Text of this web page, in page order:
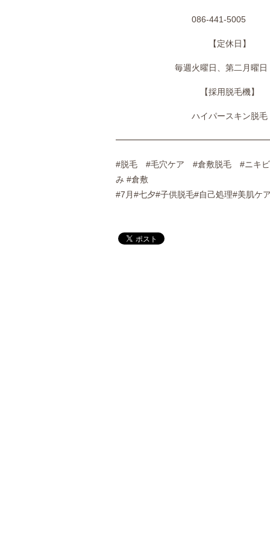
086-441-5005
【定休日】
毎週火曜日、第二月曜日
【採用脱毛機】
ハイパースキン脱毛
#脱毛 #毛穴ケア #倉敷脱毛 #ニ
み #倉敷
#7月#七夕#子供脱毛#自己処理#美肌ケ